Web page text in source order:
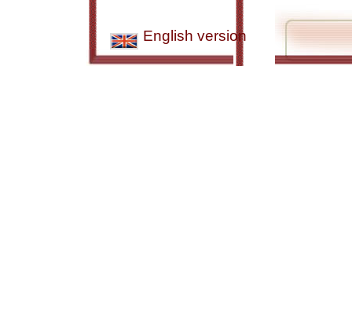
English version